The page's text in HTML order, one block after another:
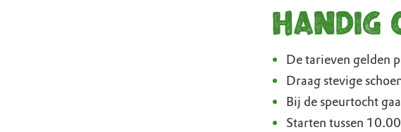
Handig
De tarieven gelden
Draag stevige
Bij de speurtocht
Starten tussen